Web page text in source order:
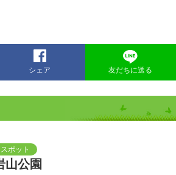
シェア 友だちに送る
山公園